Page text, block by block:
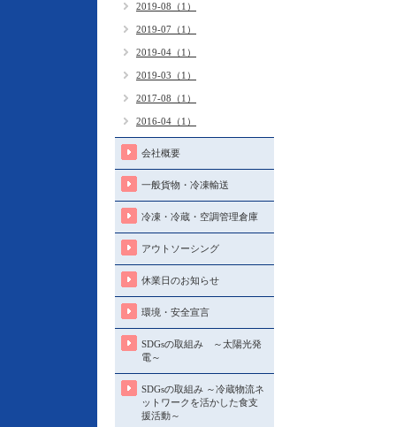
2019-08（1）
2019-07（1）
2019-04（1）
2019-03（1）
2017-08（1）
2016-04（1）
会社概要
一般貨物・冷凍輸送
冷凍・冷蔵・空調管理倉庫
アウトソーシング
休業日のお知らせ
環境・安全宣言
SDGsの取組み ～太陽光発
電～
SDGsの取組み ～冷蔵物流ネ
ットワークを活かした食支
援活動～